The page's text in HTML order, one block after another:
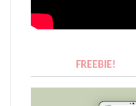
FREEBIE!